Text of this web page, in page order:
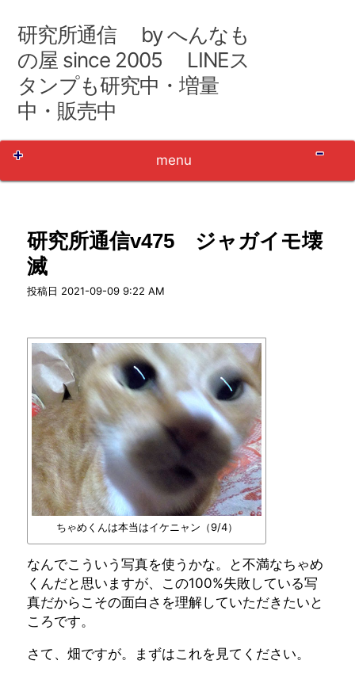
テ
ン
ツ
へ
研究所通信 by へんなも
の屋 since 2005 LINEス
タンプも研究中・増量
中・販売中
menu
研究所通信v475 ジャガイモ壊
滅
投稿日 2021-09-09 9:22 AM
ちゃめくんは本当はイケニャン（9/4）
なんでこういう写真を使うかな。と不満なちゃめ
くんだと思いますが、この100%失敗している写
真だからこその面白さを理解していただきたいと
ころです。
さて、畑ですが。まずはこれを見てください。